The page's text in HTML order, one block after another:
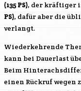
(135 PS), der kräftiger
PS), dafür aber die
verlangt.
Wiederkehrende
kann bei Dauerlast
Beim
einen Rückruf wegen